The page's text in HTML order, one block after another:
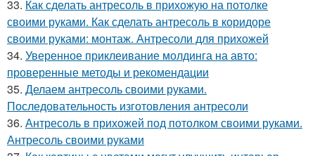
33. Как сделать антресоль в прихожую на потолке
своими руками. Как сделать антресоль в коридоре
своими руками: монтаж. Антресоли для прихожей
34. Уверенное приклеивание молдинга на авто:
проверенные методы и рекомендации
35. Делаем антресоль своими руками.
Последовательность изготовления антресоли
36. Антресоль в прихожей под потолком своими руками.
Антресоль своими руками